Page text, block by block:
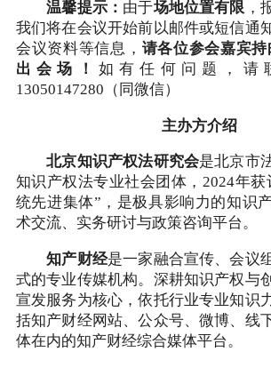
温馨提示： 由于场地位置有限 ，
我们将在会议开始前以邮件或短信通
会议资料等信息， 请各位参会嘉宾
出会场！ 如有任何问题，请
13050147280（同微信）
主办方介绍
北京知识产权法研究会是北京市
知识产权法专业社会团体，2024年获
统先进集体”，是极具影响力的知识
术交流、实务研讨与政策咨询平台。
知产财经是一家融合宣传、会议
式的专业传媒机构。深耕知识产权与
宣发服务为核心，依托行业专业知识
括知产财经网站、公众号、微博、线
体在内的知产财经综合媒体平台。